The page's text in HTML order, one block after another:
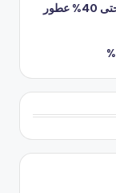
كود خصم قراس للعطور Grasse وتخفيضات حتى 40% عطور